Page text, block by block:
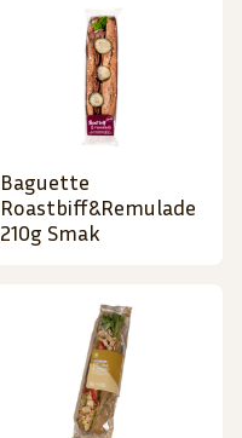
Baguette
Roastbiff&Remulade
210g Smak